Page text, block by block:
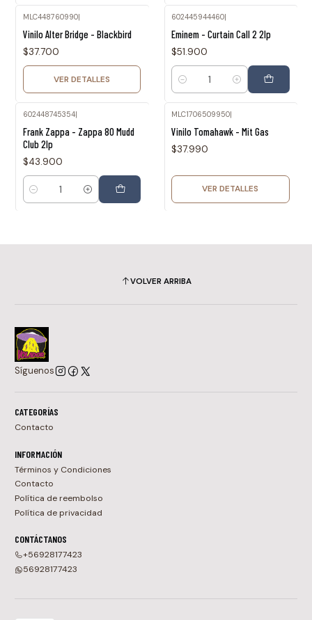
MLC448760990|
Vinilo Alter Bridge - Blackbird
$37.700
VER DETALLES
602445944460
Eminem - Curtain Call 2 2lp
$51.900
Cantidad
602448745354|
Frank Zappa - Zappa 80 Mudd
Club 2lp
$43.900
Cantidad
MLC1706509950|
Vinilo Tomahawk - Mit Gas
$37.990
VER DETALLES
VOLVER ARRIBA
Síguenos
CATEGORÍAS
Contacto
INFORMACIÓN
Términos y Condiciones
Contacto
Política de reembolso
Política de privacidad
CONTÁCTANOS
+56928177423
56928177423